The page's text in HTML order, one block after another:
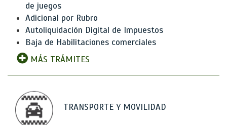
de juegos
Adicional por Rubro
Autoliquidación Digital de Impuestos
Baja de Habilitaciones comerciales
MÁS TRÁMITES
TRANSPORTE Y MOVILIDAD